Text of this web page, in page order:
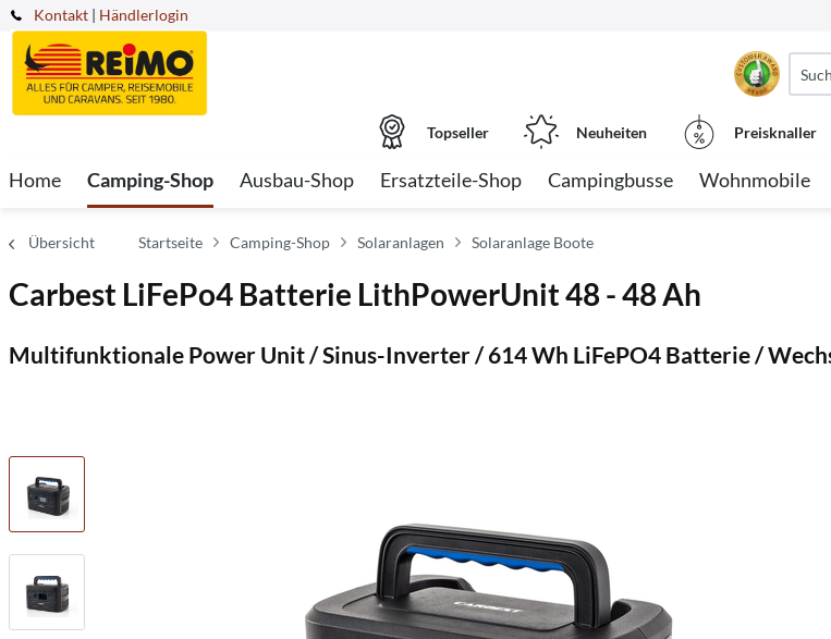
Kontakt | Händlerlogin
Topseller Neuheiten Preisknaller
Home Camping-Shop Ausbau-Shop Ersatzteile-Shop Campingbusse Wohnmobile
Übersicht Startseite Camping-Shop Solaranlagen Solaranlage Boote
Carbest LiFePo4 Batterie LithPowerUnit 48 - 48 Ah
Multifunktionale Power Unit / Sinus-Inverter / 614 Wh LiFePO4 Batterie /